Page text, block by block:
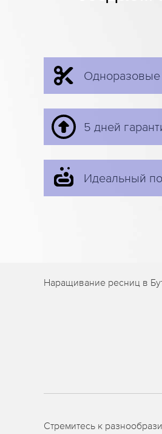
Одноразовые
5 дней
Идеальный
Наращивание ресниц в
Стремитесь к